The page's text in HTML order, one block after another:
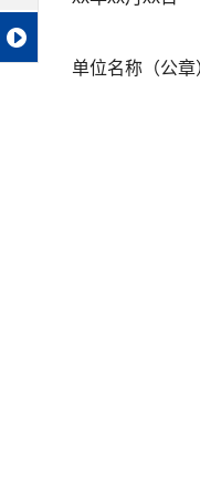
单位名称（公章